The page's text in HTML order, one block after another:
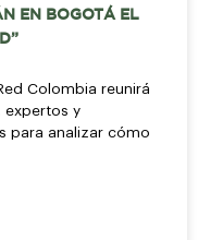
EN BOGOTÁ EL
Colombia reunirá
expertos y
para analizar cómo